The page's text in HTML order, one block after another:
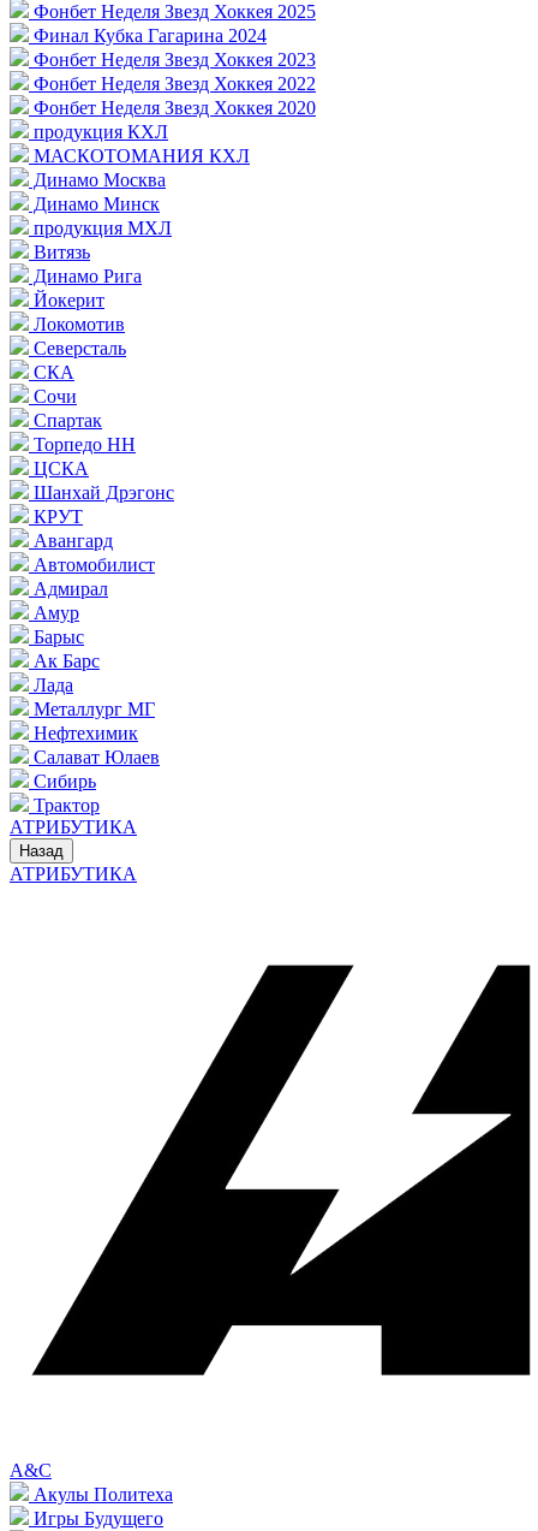
Фонбет Неделя Звезд Хоккея 2025
Финал Кубка Гагарина 2024
Фонбет Неделя Звезд Хоккея 2023
Фонбет Неделя Звезд Хоккея 2022
Фонбет Неделя Звезд Хоккея 2020
продукция КХЛ
МАСКОТОМАНИЯ КХЛ
Динамо Москва
Динамо Минск
продукция МХЛ
Витязь
Динамо Рига
Йокерит
Локомотив
Северсталь
СКА
Сочи
Спартак
Торпедо НН
ЦСКА
Шанхай Дрэгонс
КРУТ
Авангард
Автомобилист
Адмирал
Амур
Барыс
Ак Барс
Лада
Металлург МГ
Нефтехимик
Салават Юлаев
Сибирь
Трактор
АТРИБУТИКА
Назад
АТРИБУТИКА
A&C
Акулы Политеха
Игры Будущего